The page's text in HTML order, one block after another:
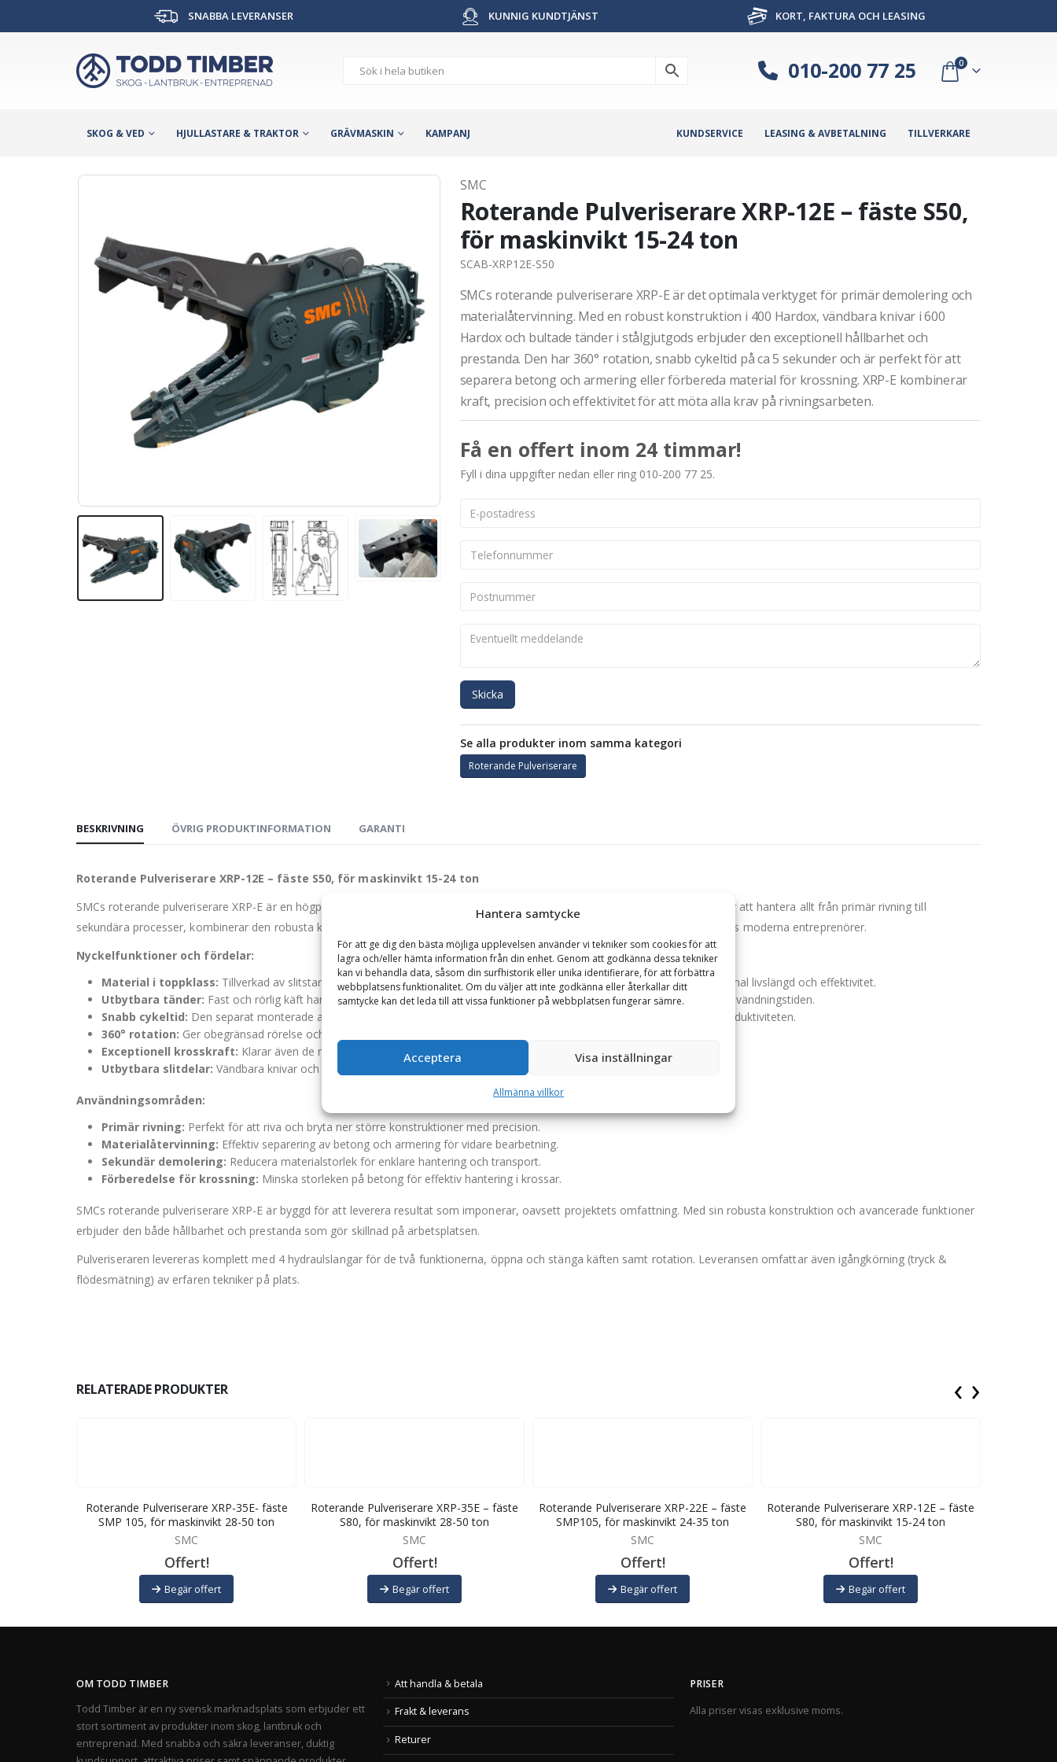
Hantera samtycke
För att ge dig den bästa möjliga upplevelsen använder vi tekniker som cookies för att
lagra och/eller hämta information från din enhet. Genom att godkänna dessa tekniker
kan vi behandla data, såsom din surfhistorik eller unika identifierare, för att förbättra
webbplatsens funktionalitet. Om du väljer att inte godkänna eller återkallar ditt
samtycke kan det leda till att vissa funktioner på webbplatsen fungerar sämre.
Acceptera Visa inställningar
Allmänna villkor
SNABBA LEVERANSER KUNNIG KUNDTJÄNST KORT, FAKTURA OCH LEASING
010-200 77 25 0
SKOG & VED HJULLASTARE & TRAKTOR GRÄVMASKIN KAMPANJ KUNDSERVICE LEASING & AVBETALNING TILLVERKARE
SMC
Roterande Pulveriserare XRP-12E – fäste S50,
för maskinvikt 15-24 ton
SCAB-XRP12E-S50
SMCs roterande pulveriserare XRP-E är det optimala verktyget för primär demolering och
materialåtervinning. Med en robust konstruktion i 400 Hardox, vändbara knivar i 600
Hardox och bultade tänder i stålgjutgods erbjuder den exceptionell hållbarhet och
prestanda. Den har 360° rotation, snabb cykeltid på ca 5 sekunder och är perfekt för att
separera betong och armering eller förbereda material för krossning. XRP-E kombinerar
kraft, precision och effektivitet för att möta alla krav på rivningsarbeten.
Få en offert inom 24 timmar!
Fyll i dina uppgifter nedan eller ring 010-200 77 25.
Skicka
Se alla produkter inom samma kategori
Roterande Pulveriserare
BESKRIVNING ÖVRIG PRODUKTINFORMATION GARANTI
Roterande Pulveriserare XRP-12E – fäste S50, för maskinvikt 15-24 ton
SMCs roterande pulveriserare XRP-E är en högpresterande lösning för tunga demoleringar och materialåtervinning. Designad för att hantera allt från primär rivning till
sekundära processer, kombinerar den robusta konstruktionen i 400 Hardox och avancerade funktioner för att möta behoven hos moderna entreprenörer.
Nyckelfunktioner och fördelar:
Material i toppklass: Tillverkad av slitstarkt 400 Hardox, med käftar utrustade med vändbara knivar i 600 Hardox för maximal livslängd och effektivitet.
Utbytbara tänder: Fast och rörlig käft har bultade tänder i slitstarkt stålgjutgods, vilket förenklar underhåll och förlänger användningstiden.
Snabb cykeltid: Den separat monterade accelerationsventilen möjliggör en snabb cykeltid på ca 5 sekunder, vilket ökar produktiviteten.
360° rotation: Ger obegränsad rörelse och full flexibilitet vid både primär och sekundär rivning.
Exceptionell krosskraft: Klarar även de mest utmanande materialen, inklusive betong och armering.
Utbytbara slitdelar: Vändbara knivar och bultade tänder gör underhåll enkelt och kostnadseffektivt.
Användningsområden:
Primär rivning: Perfekt för att riva och bryta ner större konstruktioner med precision.
Materialåtervinning: Effektiv separering av betong och armering för vidare bearbetning.
Sekundär demolering: Reducera materialstorlek för enklare hantering och transport.
Förberedelse för krossning: Minska storleken på betong för effektiv hantering i krossar.
SMCs roterande pulveriserare XRP-E är byggd för att leverera resultat som imponerar, oavsett projektets omfattning. Med sin robusta konstruktion och avancerade funktioner
erbjuder den både hållbarhet och prestanda som gör skillnad på arbetsplatsen.
Pulveriseraren levereras komplett med 4 hydraulslangar för de två funktionerna, öppna och stänga käften samt rotation. Leveransen omfattar även igångkörning (tryck &
flödesmätning) av erfaren tekniker på plats.
RELATERADE PRODUKTER
Roterande Pulveriserare XRP-35E- fäste
SMP 105, för maskinvikt 28-50 ton
SMC
Offert!
Begär offert
Roterande Pulveriserare XRP-35E – fäste
S80, för maskinvikt 28-50 ton
SMC
Offert!
Begär offert
Roterande Pulveriserare XRP-22E – fäste
SMP105, för maskinvikt 24-35 ton
SMC
Offert!
Begär offert
Roterande Pulveriserare XRP-12E – fäste
S80, för maskinvikt 15-24 ton
SMC
Offert!
Begär offert
‹ ›
OM TODD TIMBER
Todd Timber är en ny svensk marknadsplats som erbjuder ett
stort sortiment av produkter inom skog, lantbruk och
entreprenad. Med snabba och säkra leveranser, duktig
Att handla & betala
Frakt & leverans
Returer
PRISER
Alla priser visas exklusive moms.